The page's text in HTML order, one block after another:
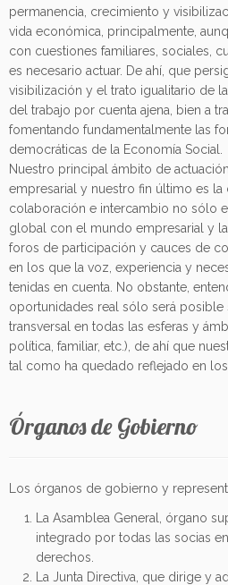
permanencia, crecimiento y
vida económica, principalmente,
con cuestiones familiares, sociales,
es necesario actuar. De ahí, que
visibilización y el trato igualitario de
del trabajo por cuenta ajena, bien a
fomentando fundamentalmente las
democráticas de la Economía Social.
Nuestro principal ámbito de
empresarial y nuestro fin último es
colaboración e intercambio no sólo
global con el mundo empresarial y
foros de participación y cauces de
en los que la voz, experiencia y
tenidas en cuenta. No obstante,
oportunidades real sólo será posible
transversal en todas las esferas y
política, familiar, etc.), de ahí que
tal como ha quedado reflejado en
Órganos de Gobierno
Los órganos de gobierno y
La Asamblea General, órgano
integrado por todas las socias
derechos.
La Junta Directiva, que dirige y